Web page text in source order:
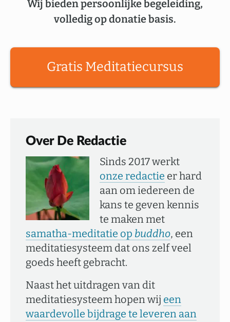
Wij bieden persoonlijke begeleiding,
volledig op donatie basis.
Gratis Meditatiecursus
Over De Redactie
Sinds 2017 werkt
onze redactie er hard
aan om iedereen de
kans te geven kennis
te maken met
samatha-meditatie op buddho, een
meditatiesysteem dat ons zelf veel
goeds heeft gebracht.
Naast het uitdragen van dit
meditatiesysteem hopen wij een
waardevolle bijdrage te leveren aan